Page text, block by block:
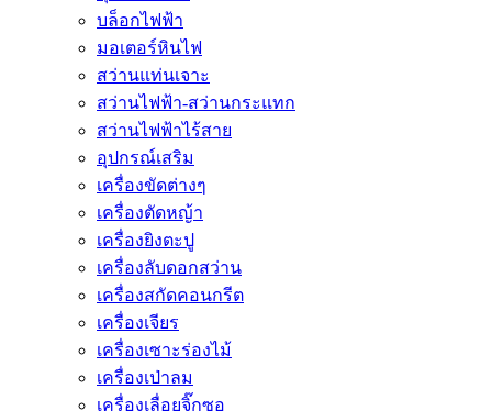
บล็อกไฟฟ้า
มอเตอร์หินไฟ
สว่านแท่นเจาะ
สว่านไฟฟ้า-สว่านกระแทก
สว่านไฟฟ้าไร้สาย
อุปกรณ์เสริม
เครื่องขัดต่างๆ
เครื่องตัดหญ้า
เครื่องยิงตะปู
เครื่องลับดอกสว่าน
เครื่องสกัดคอนกรีต
เครื่องเจียร
เครื่องเซาะร่องไม้
เครื่องเป่าลม
เครื่องเลื่อยจิ๊กซอ